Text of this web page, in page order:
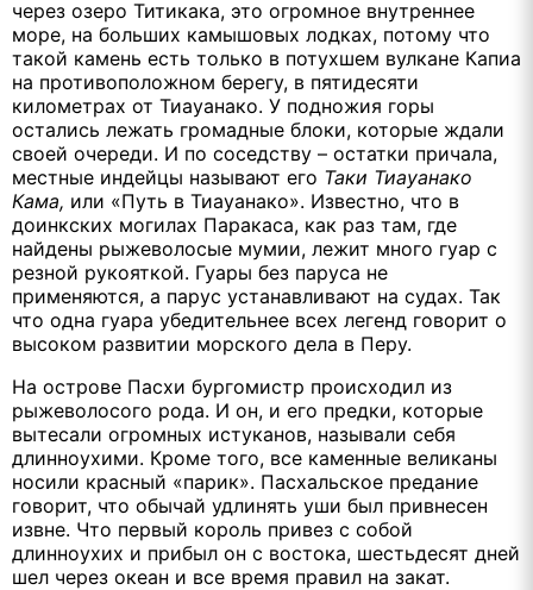
через озеро Титикака, это огромное внутреннее
море, на больших камышовых лодках, потому что
такой камень есть только в потухшем вулкане Капиа
на противоположном берегу, в пятидесяти
километрах от Тиауанако. У подножия горы
остались лежать громадные блоки, которые ждали
своей очереди. И по соседству – остатки причала,
местные индейцы называют его Таки Тиауанако
Кама, или «Путь в Тиауанако». Известно, что в
доинкских могилах Паракаса, как раз там, где
найдены рыжеволосые мумии, лежит много гуар с
резной рукояткой. Гуары без паруса не
применяются, а парус устанавливают на судах. Так
что одна гуара убедительнее всех легенд говорит о
высоком развитии морского дела в Перу.
На острове Пасхи бургомистр происходил из
рыжеволосого рода. И он, и его предки, которые
вытесали огромных истуканов, называли себя
длинноухими. Кроме того, все каменные великаны
носили красный «парик». Пасхальское предание
говорит, что обычай удлинять уши был привнесен
извне. Что первый король привез с собой
длинноухих и прибыл он с востока, шестьдесят дней
шел через океан и все время правил на закат.